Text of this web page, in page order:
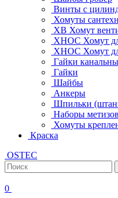
Винты с
Хомуты
ХВ Хомут
ХНОС Хомут
ХНОС Хомут
Гайки
Гайки
Шайбы
Анкеры
Шпильки
Наборы метизов
Хомуты
Краска
OSTEC
0